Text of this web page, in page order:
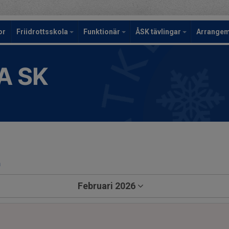
Friidrottsskola Funktionär ÅSK tävlingar
SK
Februari 2026